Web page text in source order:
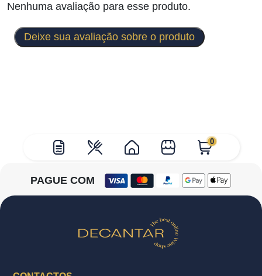
0
Nenhuma avaliação para esse produto.
Deixe sua avaliação sobre o produto
PAGUE COM